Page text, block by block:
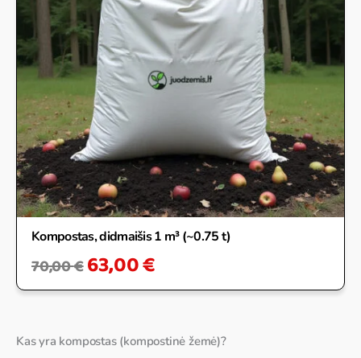
Kompostas, didmaišis 1 m³ (~0.75 t)
70,00€63,00€
Kas yra kompostas (kompostinė žemė)?